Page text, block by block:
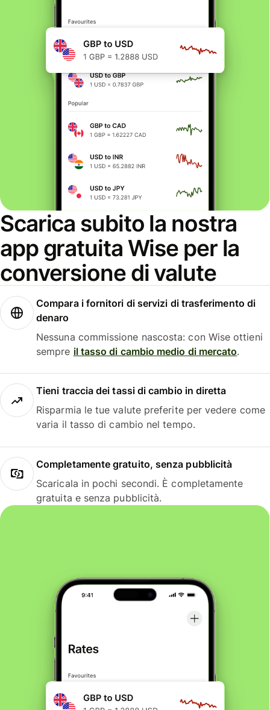
Scarica subito la nostra
app gratuita Wise per la
conversione di valute
Compara i fornitori di servizi di trasferimento di
denaro
Nessuna commissione nascosta: con Wise ottieni
sempre il tasso di cambio medio di mercato.
Tieni traccia dei tassi di cambio in diretta
Risparmia le tue valute preferite per vedere come
varia il tasso di cambio nel tempo.
Completamente gratuito, senza pubblicità
Scaricala in pochi secondi. È completamente
gratuita e senza pubblicità.